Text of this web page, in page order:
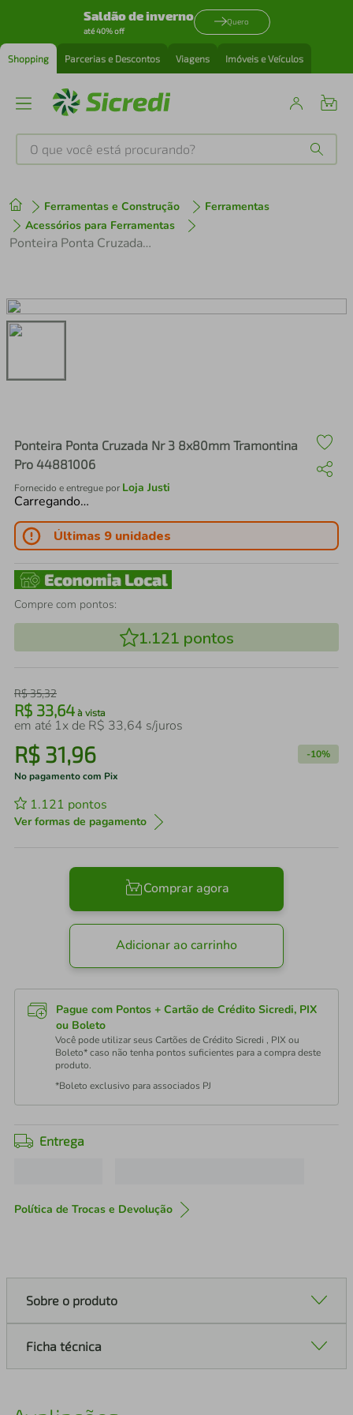
Saldão de inverno
até 40% off
Quero
Shopping Parcerias e Descontos Viagens Imóveis e Veículos
O que você está procurando?
Ferramentas e Construção
Ferramentas
Acessórios para Ferramentas
Ponteira Ponta Cruzada Nr 3 8x80mm Tramontina Pro 44881006
Ponteira Ponta Cruzada Nr 3 8x80mm Tramontina
Pro 44881006
Fornecido e entregue por Loja Justi
Carregando…
Últimas 9 unidades
Compre com pontos:
1.121 pontos
R$35,32
R$ 33,64 à vista
em até 1x de R$ 33,64 s/juros
R$ 31,96 -10%
No pagamento com Pix
1.121 pontos
Ver formas de pagamento
Comprar agora
Adicionar ao carrinho
Pague com Pontos + Cartão de Crédito Sicredi, PIX
ou Boleto
Você pode utilizar seus Cartões de Crédito Sicredi , PIX ou
Boleto* caso não tenha pontos suficientes para a compra deste
produto.
*Boleto exclusivo para associados PJ
Entrega
Política de Trocas e Devolução
Sobre o produto
Ficha técnica
1º tenis